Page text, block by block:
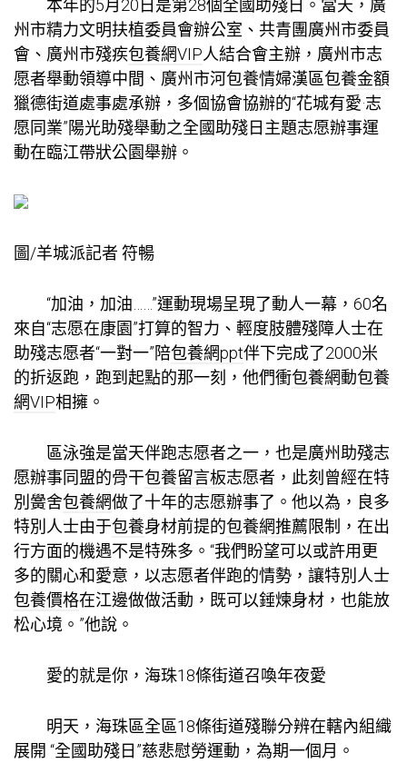
本年的5月20日是第28個全國助殘日。當天，廣
州市精力文明扶植委員會辦公室、共青團廣州市委員
會、廣州市殘疾包養網VIP人結合會主辦，廣州市志
愿者舉動領導中間、廣州市河包養情婦漢區包養金額
獵德街道處事處承辦，多個協會協辦的“花城有愛·志
愿同業”陽光助殘舉動之全國助殘日主題志愿辦事運
動在臨江帶狀公園舉辦。
圖/羊城派記者 符暢
“加油，加油……”運動現場呈現了動人一幕，60名
來自“志愿在康園”打算的智力、輕度肢體殘障人士在
助殘志愿者“一對一”陪包養網ppt伴下完成了2000米
的折返跑，跑到起點的那一刻，他們衝包養網動包養
網VIP相擁。
區泳強是當天伴跑志愿者之一，也是廣州助殘志
愿辦事同盟的骨干包養留言板志愿者，此刻曾經在特
別黌舍包養網做了十年的志愿辦事了。他以為，良多
特別人士由于包養身材前提的包養網推薦限制，在出
行方面的機遇不是特殊多。“我們盼望可以或許用更
多的關心和愛意，以志愿者伴跑的情勢，讓特別人士
包養價格在江邊做做活動，既可以錘煉身材，也能放
松心境。”他說。
愛的就是你，海珠18條街道召喚年夜愛
明天，海珠區全區18條街道殘聯分辨在轄內組織
展開 “全國助殘日”慈悲慰勞運動，為期一個月。